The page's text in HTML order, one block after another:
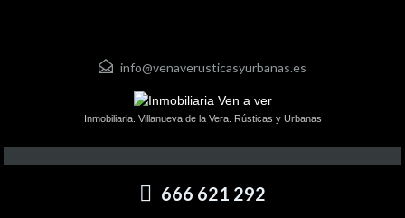
info@venaverusticasyurbanas.es
Inmobiliaria. Villanueva de la Vera. Rústicas y Urbanas
666 621 292